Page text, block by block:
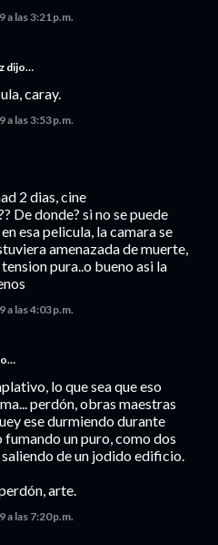
las 3:21 p.m.
dijo…
caray.
las 3:53 p.m.
2 dias, cine
De donde? si no se puede
esa pelicula, la camara se
amenazada de muerte,
pura..o bueno asi la
las 4:03 p.m.
lo que sea que eso
perdón, obras maestras
ese durmiendo durante
un puro, como dos
de un jodido edificio.
arte.
las 7:20 p.m.